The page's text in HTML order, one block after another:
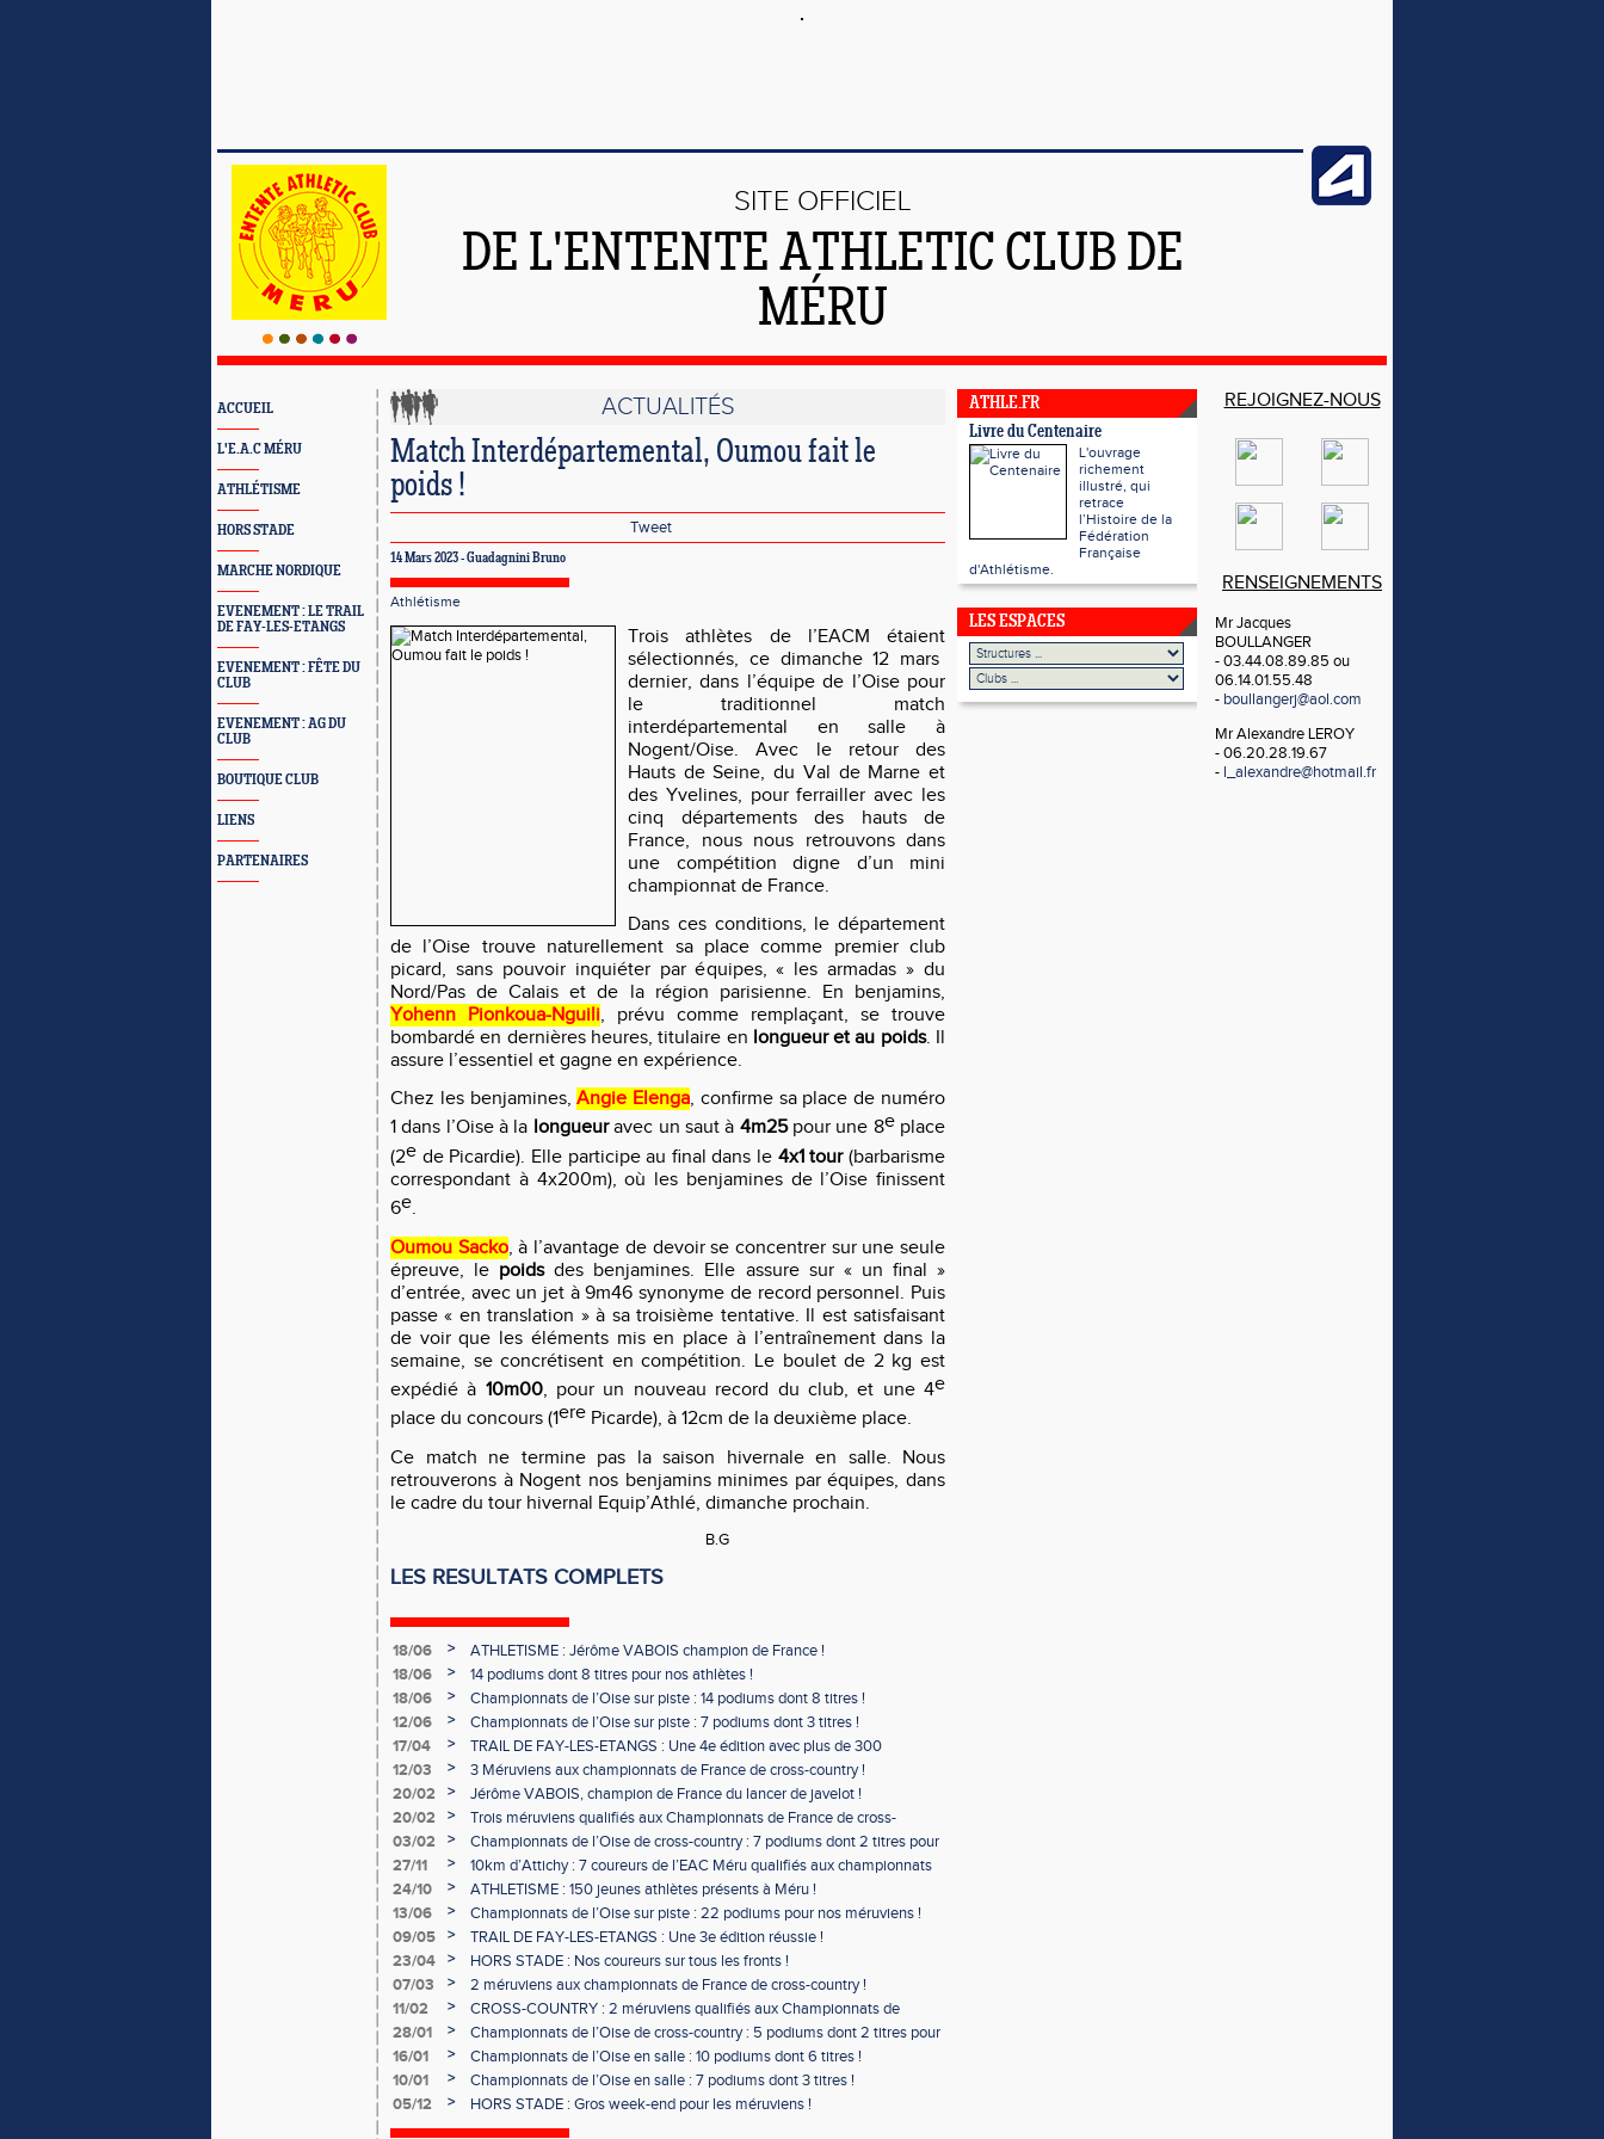
SITE OFFICIEL
DE L'ENTENTE ATHLETIC CLUB DE
MÉRU
ACCUEIL
L'E.A.C MÉRU
ATHLÉTISME
HORS STADE
MARCHE NORDIQUE
EVENEMENT : LE TRAIL
DE FAY-LES-ETANGS
EVENEMENT : FÊTE DU
CLUB
EVENEMENT : AG DU
CLUB
BOUTIQUE CLUB
LIENS
PARTENAIRES
ACTUALITÉS
Match Interdépartemental, Oumou fait le
poids !
Tweet
14 Mars 2023 - Guadagnini Bruno
Athlétisme
Trois athlètes de l’EACM étaient
sélectionnés, ce dimanche 12 mars
dernier,dans l’équipe de l’Oise pour
le traditionnel match
interdépartemental en salle à
Nogent/Oise. Avec le retour des
Hauts de Seine, du Val de Marne et
des Yvelines, pour ferrailler avec les
cinq départements des hauts de
France, nous nous retrouvons dans
une compétition digne d’un mini
championnat de France.
Dans ces conditions, le département
de l’Oise trouve naturellement sa place comme premier club
picard, sans pouvoir inquiéter par équipes, « les armadas » du
Nord/Pas de Calais et de la région parisienne. En benjamins,
Yohenn Pionkoua-Nguili, prévu comme remplaçant, se trouve
bombardé en dernières heures, titulaire en longueur et au poids. Il
assure l’essentiel et gagne en expérience.
Chez les benjamines,Angie Elenga, confirme sa place de numéro
1 dans l’Oise à la longueuravec un saut à 4m25pour une 8eplace
(2e de Picardie). Elle participe au final dans le 4x1 tour(barbarisme
correspondant à 4x200m), où les benjamines de l’Oise finissent
6e.
Oumou Sacko, à l’avantage de devoir se concentrer sur une seule
épreuve, le poidsdes benjamines. Elle assure sur « un final »
d’entrée, avec un jet à 9m46 synonyme de record personnel. Puis
passe « en translation » à sa troisième tentative. Il est satisfaisant
de voir que les éléments mis en place à l’entraînement dans la
semaine, se concrétisent en compétition. Le boulet de 2 kg est
expédié à 10m00, pour un nouveau record du club, et une 4e
place du concours (1ere Picarde), à 12cm de la deuxième place.
Ce match ne termine pas la saison hivernale en salle. Nous
retrouverons à Nogent nos benjamins minimes par équipes, dans
le cadre du tour hivernal Equip’Athlé, dimanche prochain.
B.G
LES RESULTATS COMPLETS
18/06 >
ATHLETISME : Jérôme VABOIS champion de France !
18/06
>
14 podiums dont 8 titres pour nos athlètes !
18/06
>
Championnats de l’Oise sur piste : 14 podiums dont 8 titres !
12/06
>
Championnats de l’Oise sur piste : 7 podiums dont 3 titres !
17/04
>
TRAIL DE FAY-LES-ETANGS : Une 4e édition avec plus de 300
participants !
12/03 >
3 Méruviens aux championnats de France de cross-country !
20/02
>
Jérôme VABOIS, champion de France du lancer de javelot !
20/02
>
Trois méruviens qualifiés aux Championnats de France de cross-
country !
03/02 >
Championnats de l’Oise de cross-country : 7 podiums dont 2 titres pour
les méruviens !
27/11 >
10km d’Attichy : 7 coureurs de l’EAC Méru qualifiés aux championnats
de France !
24/10 >
ATHLETISME : 150 jeunes athlètes présents à Méru !
13/06
>
Championnats de l’Oise sur piste : 22 podiums pour nos méruviens !
09/05
>
TRAIL DE FAY-LES-ETANGS : Une 3e édition réussie !
23/04
>
HORS STADE : Nos coureurs sur tous les fronts !
07/03
>
2 méruviens aux championnats de France de cross-country !
11/02
>
CROSS-COUNTRY : 2 méruviens qualifiés aux Championnats de
France !
28/01 >
Championnats de l’Oise de cross-country : 5 podiums dont 2 titres pour
l’EAC Méru !
16/01 >
Championnats de l’Oise en salle : 10 podiums dont 6 titres !
10/01
>
Championnats de l’Oise en salle : 7 podiums dont 3 titres !
05/12
> HORS STADE : Gros week-end pour les méruviens !
ATHLE.FR
Livre du Centenaire
L'ouvrage
richement
illustré, qui
retrace
l’Histoire de la
Fédération
Française
d'Athlétisme.
LES ESPACES
REJOIGNEZ-NOUS
RENSEIGNEMENTS
Mr Jacques
BOULLANGER
- 03.44.08.89.85 ou
06.14.01.55.48
- boullangerj@aol.com
Mr Alexandre LEROY
- 06.20.28.19.67
- l_alexandre@hotmail.fr